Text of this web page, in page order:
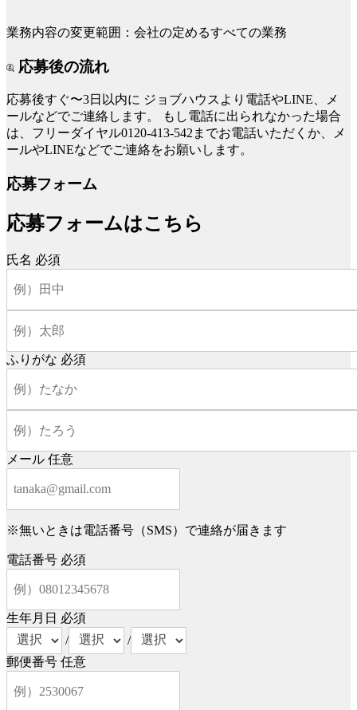
業務内容の変更範囲：会社の定めるすべての業務
応募後の流れ
応募後すぐ〜3日以内に ジョブハウスより電話やLINE、メ
ールなどでご連絡します。
もし電話に出られなかった場合
は、フリーダイヤル0120-413-542までお電話いただくか、メ
ールやLINEなどでご連絡をお願いします。
応募フォーム
応募フォームはこちら
氏名 必須
ふりがな 必須
メール 任意
※無いときは電話番号（SMS）で連絡が届きます
電話番号 必須
生年月日 必須
/
/
郵便番号 任意